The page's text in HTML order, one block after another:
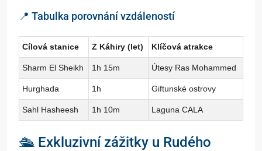
📍 Tabulka porovnání vzdáleností
Cílová stanice Z Káhiry (let) Klíčová atrakce
Sharm El Sheikh 1h 15m Útesy Ras Mohammed
Hurghada 1h Giftunské ostrovy
Sahl Hasheesh 1h 10m Laguna CALA
🛳️ Exkluzivní zážitky u Rudého